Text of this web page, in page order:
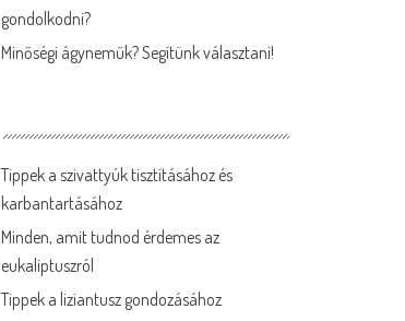
gondolkodni?
Minőségi ágyneműk? Segítünk választani!
Tippek a szivattyúk tisztításához és
karbantartásához
Minden, amit tudnod érdemes az
eukaliptuszról
Tippek a liziantusz gondozásához